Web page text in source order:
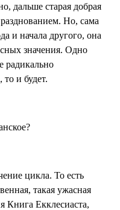
дальше старая добрая
Но, сама
и начала другого, она
значения. Одно
радикально
и будет.
цикла. То есть
такая ужасная
Книга Екклесиаста,